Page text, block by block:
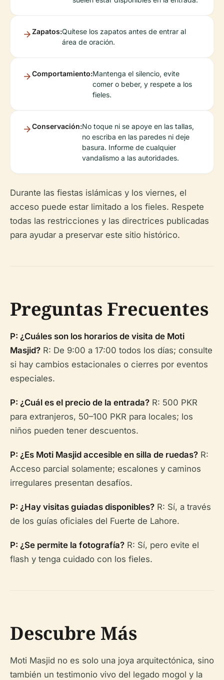
Zapatos:Quítese los zapatos antes de entrar al
área de oración.
Comportamiento:Mantenga el silencio, evite
comer o beber, y respete a los
fieles.
Conservación:No toque ni se apoye en las tallas,
no escriba en las paredes ni deje
basura. Informe de cualquier
vandalismo a las autoridades.
Durante las fiestas islámicas y los viernes, el
acceso puede estar limitado a los fieles. Respete
todas las restricciones y las directrices publicadas
para ayudar a preservar este sitio histórico.
Preguntas Frecuentes
P: ¿Cuáles son los horarios de visita de Moti
Masjid? R: De 9:00 a 17:00 todos los días; consulte
si hay cambios estacionales o cierres por eventos
especiales.
P: ¿Cuál es el precio de la entrada? R: 500 PKR
para extranjeros, 50–100 PKR para locales; los
niños pueden tener descuentos.
P: ¿Es Moti Masjid accesible en silla de ruedas? R:
Acceso parcial solamente; escalones y caminos
irregulares presentan desafíos.
P: ¿Hay visitas guiadas disponibles? R: Sí, a través
de los guías oficiales del Fuerte de Lahore.
P: ¿Se permite la fotografía? R: Sí, pero evite el
flash y tenga cuidado con los fieles.
Descubre Más
Moti Masjid no es solo una joya arquitectónica, sino
también un testimonio vivo del legado mogol y la